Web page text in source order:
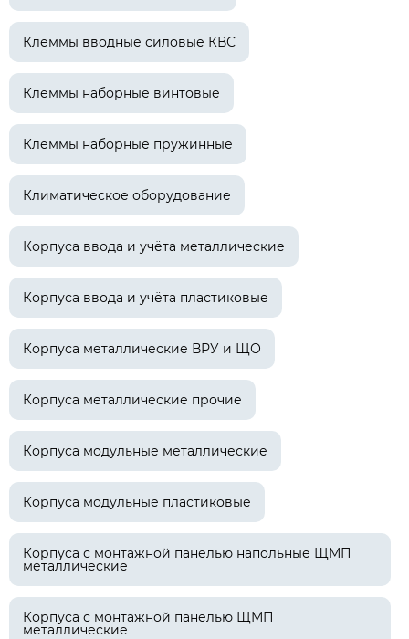
Клеммы вводные силовые КВС
Клеммы наборные винтовые
Клеммы наборные пружинные
Климатическое оборудование
Корпуса ввода и учёта металлические
Корпуса ввода и учёта пластиковые
Корпуса металлические ВРУ и ЩО
Корпуса металлические прочие
Корпуса модульные металлические
Корпуса модульные пластиковые
Корпуса с монтажной панелью напольные ЩМП
металлические
Корпуса с монтажной панелью ЩМП
металлические